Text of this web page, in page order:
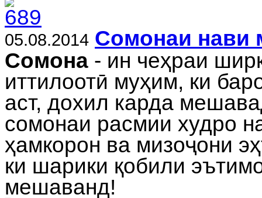
05.08.2014 Сомонаи нави
Сомона - ин чеҳраи
иттилоотӣ муҳим, ки
аст, дохил карда
сомонаи расмии худро
ҳамкорон ва мизоҷони
ки шарики қобили
мешаванд!